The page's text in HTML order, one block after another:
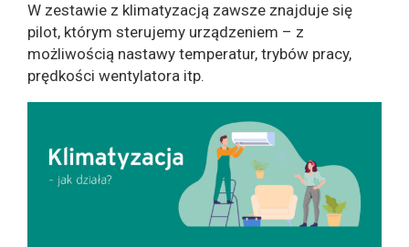
W zestawie z klimatyzacją zawsze znajduje się
pilot, którym sterujemy urządzeniem – z
możliwością nastawy temperatur, trybów pracy,
prędkości wentylatora itp.